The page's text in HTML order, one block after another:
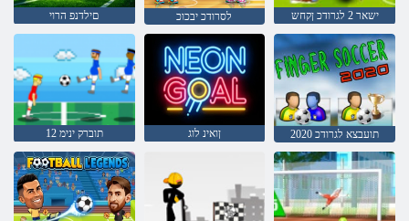
םילדנפ הרוי לסרודכ יבכוכ ישאר 2 לגרודכ ןקחש
תוברק ינימ 12 ןואינ לוג 2020 תועבצא לגרודכ